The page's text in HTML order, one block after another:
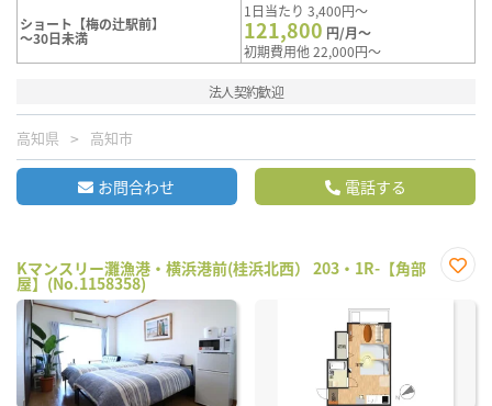
ショート【梅の辻駅前】
～30日未満
1日当たり 3,400円～
121,800 円/月～
初期費用他 22,000円～
法人契約歓迎
高知県 高知市
お問合わせ 電話する
Kマンスリー灘漁港・横浜港前(桂浜北西） 203・1R-【角部
屋】(No.1158358)
に入